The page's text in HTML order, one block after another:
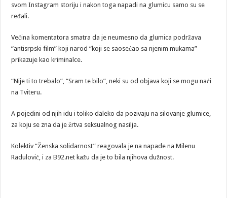
svom Instagram storiju i nakon toga napadi na glumicu samo su se
ređali.
Većina komentatora smatra da je neumesno da glumica podržava
“antisrpski film” koji narod “koji se saosećao sa njenim mukama”
prikazuje kao kriminalce.
“Nije ti to trebalo”, “Sram te bilo”, neki su od objava koji se mogu naći
na Tviteru.
A pojedini od njih idu i toliko daleko da pozivaju na silovanje glumice,
za koju se zna da je žrtva seksualnog nasilja.
Kolektiv “Ženska solidarnost” reagovala je na napade na Milenu
Radulović, i za B92.net kažu da je to bila njihova dužnost.